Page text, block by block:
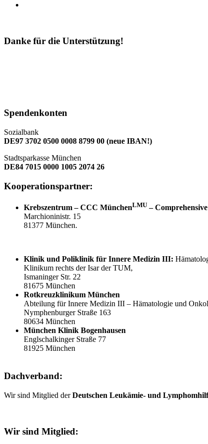
Danke für die Unterstützung!
Spendenkonten
Sozialbank
DE97 3702 0500 0008 8799 00 (neue IBAN!)
Stadtsparkasse München
DE84 7015 0000 1005 2074 26
Kooperationspartner:
Krebszentrum – CCC MünchenLMU –
Marchioninistr. 15
81377 München.
Klinik und Poliklinik für Innere Medizin III:
Klinikum rechts der Isar der TUM,
Ismaninger Str. 22
81675 München
Rotkreuzklinikum München
Abteilung für Innere Medizin III – Hämatologie und
Nymphenburger Straße 163
80634 München
München Klinik Bogenhausen
Englschalkinger Straße 77
81925 München
Dachverband:
Wir sind Mitglied derDeutschen Leukämie- und
Wir sind Mitglied: